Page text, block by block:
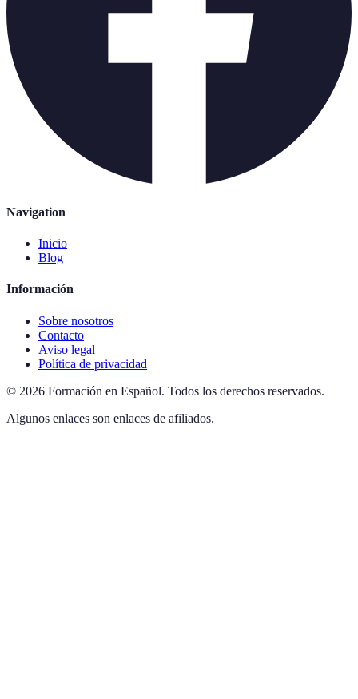
Navigation
Inicio
Blog
Información
Sobre nosotros
Contacto
Aviso legal
Política de privacidad
© 2026 Formación en Español. Todos los derechos reservados.
Algunos enlaces son enlaces de afiliados.